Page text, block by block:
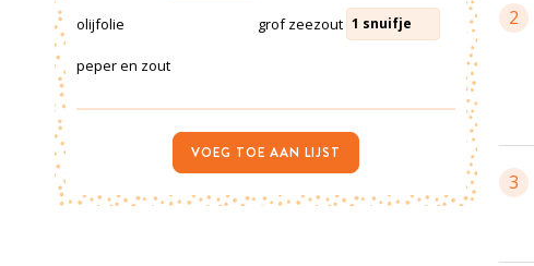
2
3
olijfolie grof zeezout 1 snuifje
peper en zout
VOEG TOE AAN LIJST